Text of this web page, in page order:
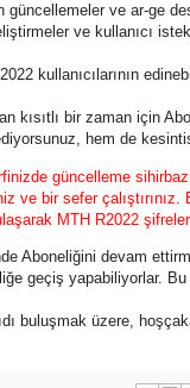
güncellemeler ve ar-ge
ve kullanıcı
kullanıcılarının
kısıtlı bir zaman için
hem de
güncelleme
ve bir sefer
MTH R2022
Aboneliğini devam
geçiş yapabiliyorlar.
buluşmak üzere,